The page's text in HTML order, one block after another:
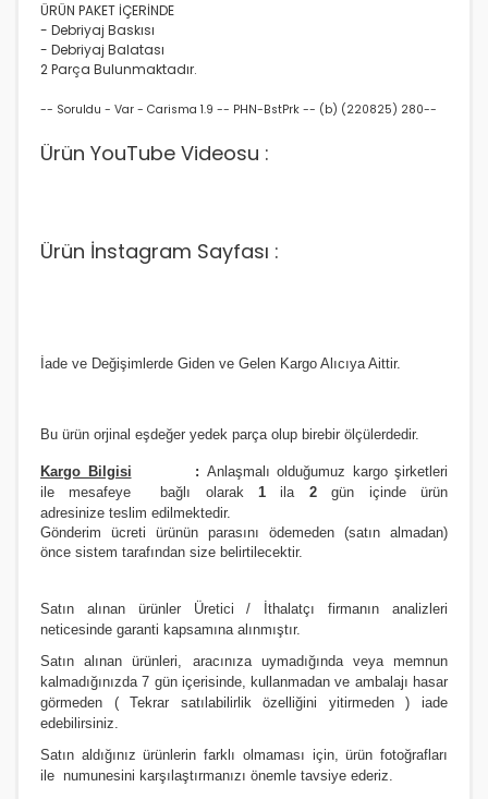
ÜRÜN PAKET İÇERİNDE
- Debriyaj Baskısı
- Debriyaj Balatası
2 Parça Bulunmaktadır.
-- Soruldu - Var - Carisma 1.9 -- PHN-BstPrk -- (b) (220825) 280--
Ürün YouTube Videosu :
Ürün İnstagram Sayfası :
İade ve Değişimlerde Giden ve Gelen Kargo Alıcıya Aittir.
Bu ürün orjinal eşdeğer yedek parça olup birebir ölçülerdedir.
Kargo Bilgisi : Anlaşmalı olduğumuz kargo şirketleri
ile mesafeye bağlı olarak1 ila 2gün içinde ürün
adresinize teslim edilmektedir.
Gönderim ücreti ürünün parasını ödemeden (satın almadan)
önce sistem tarafından size belirtilecektir.
Satın alınan ürünler Üretici / İthalatçı firmanın analizleri
neticesinde garanti kapsamına alınmıştır.
Satın alınan ürünleri, aracınıza uymadığında veya memnun
kalmadığınızda 7 gün içerisinde, kullanmadan ve ambalajı hasar
görmeden ( Tekrar satılabilirlik özelliğini yitirmeden ) iade
edebilirsiniz.
Satın aldığınız ürünlerin farklı olmaması için, ürün fotoğrafları
ile numunesini karşılaştırmanızı önemle tavsiye ederiz.